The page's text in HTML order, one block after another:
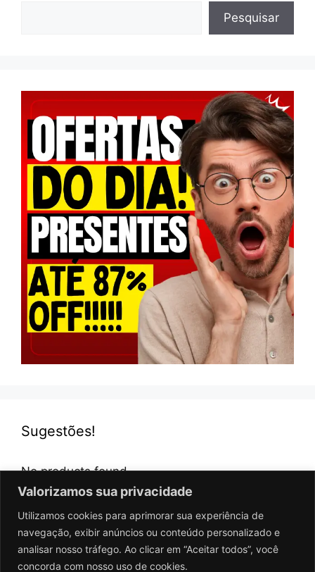
Valorizamos sua privacidade
Utilizamos cookies para aprimorar sua experiência de
navegação, exibir anúncios ou conteúdo personalizado e
analisar nosso tráfego. Ao clicar em “Aceitar todos”, você
concorda com nosso uso de cookies.
Pesquisar
Sugestões!
No products found.